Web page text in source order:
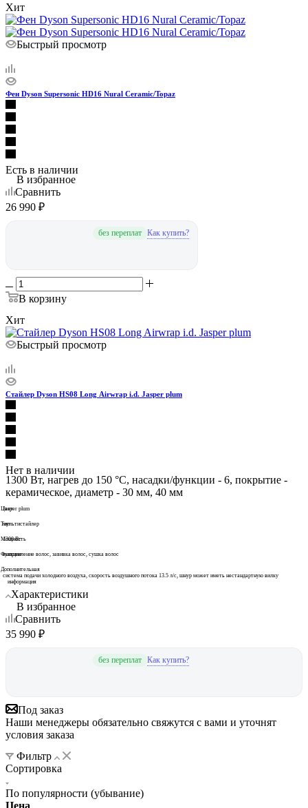
Хит
Быстрый просмотр
Фен Dyson Supersonic HD16 Nural Ceramic/Topaz
Есть в наличии
В избранное
Сравнить
26 990 ₽
без переплат Как купить?
В корзину
Хит
Быстрый просмотр
Нет в наличии
1300 Вт, нагрев до 150 °C, насадки/функции - 6, покрытие -
керамическое, диаметр - 30 мм, 40 мм
Дополнительная
система подачи холодного воздуха, скорость воздушного потока 13.5 л/с, шнур может иметь нестандартную вилку
Характеристики
В избранное
Сравнить
35 990 ₽
без переплат Как купить?
Под заказ
Наши менеджеры обязательно свяжутся с вами и уточнят
условия заказа
Фильтр
Сортировка
По популярности (убывание)